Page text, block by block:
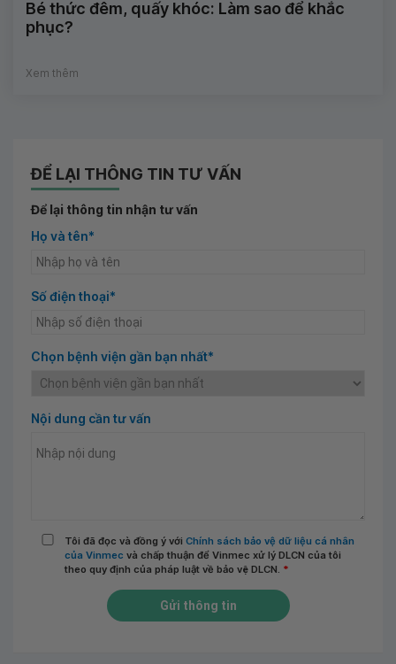
Bé thức đêm, quấy khóc: Làm sao để khắc
phục?
Xem thêm
ĐỂ LẠI THÔNG TIN TƯ VẤN
Để lại thông tin nhận tư vấn
Họ và tên*
Số điện thoại*
Chọn bệnh viện gần bạn nhất*
Nội dung cần tư vấn
Tôi đã đọc và đồng ý với Chính sách bảo vệ dữ liệu cá nhân
của Vinmec và chấp thuận để Vinmec xử lý DLCN của tôi
theo quy định của pháp luật về bảo vệ DLCN. *
Gửi thông tin